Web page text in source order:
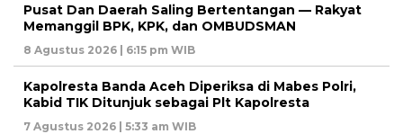
Pusat Dan Daerah Saling Bertentangan — Rakyat
Memanggil BPK, KPK, dan OMBUDSMAN
8 Agustus 2026 | 6:15 pm WIB
Kapolresta Banda Aceh Diperiksa di Mabes Polri,
Kabid TIK Ditunjuk sebagai Plt Kapolresta
7 Agustus 2026 | 5:33 am WIB